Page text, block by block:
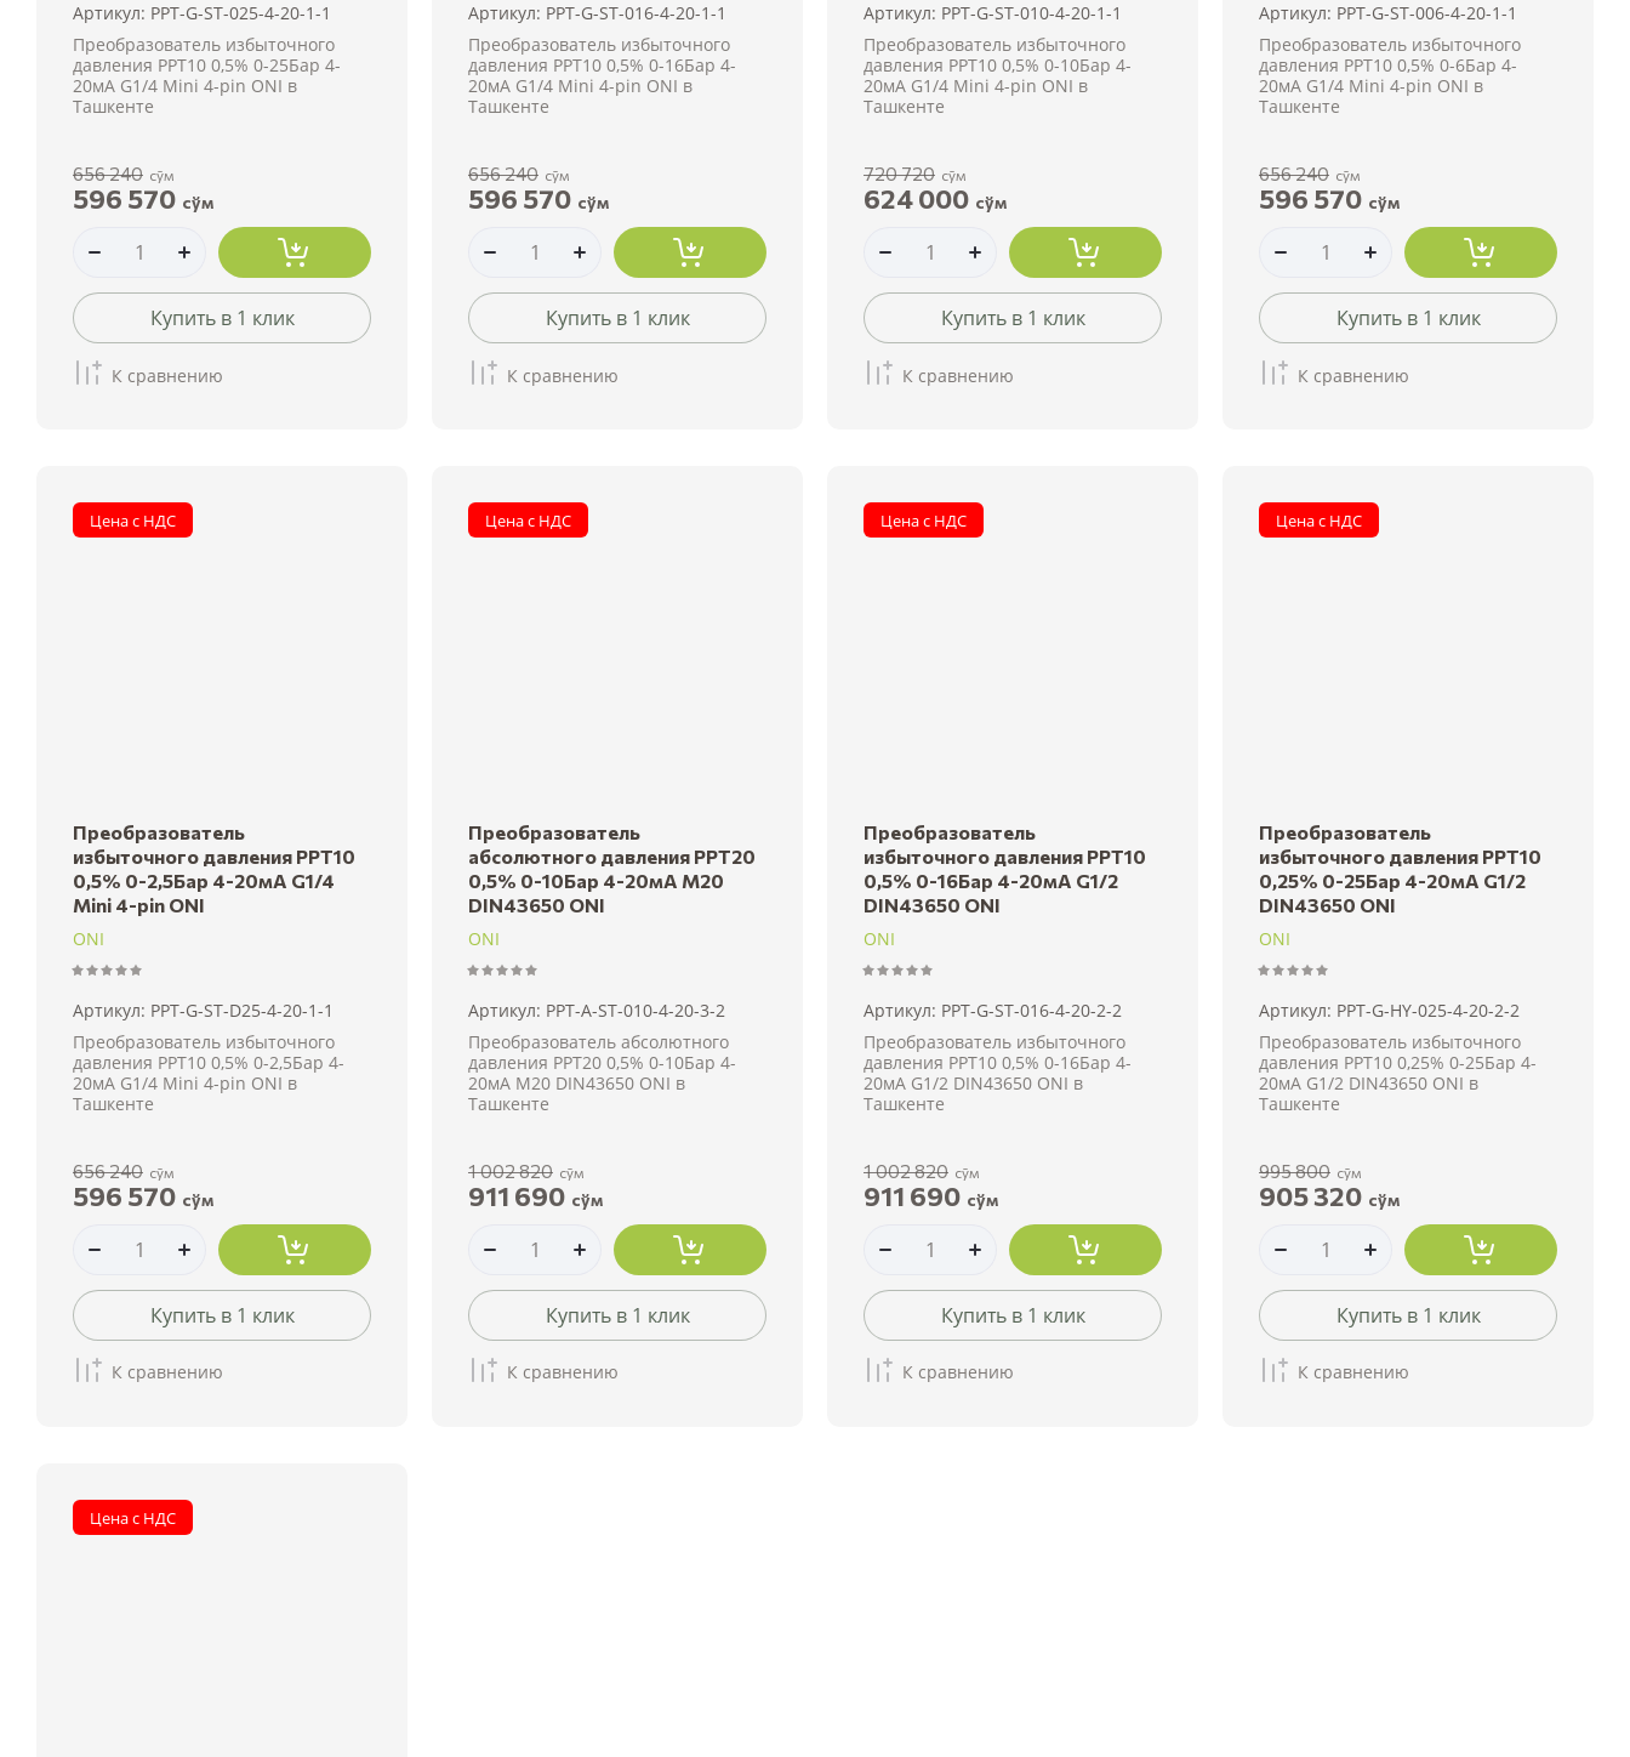
Артикул: PPT-G-ST-025-4-20-1-1
Преобразователь избыточного
давления PPT10 0,5% 0-25Бар 4-
20мА G1/4 Mini 4-pin ONI в
Ташкенте
656 240 сўм
596 570 сўм
Купить в 1 клик
К сравнению
Артикул: PPT-G-ST-016-4-20-1-1
Преобразователь избыточного
давления PPT10 0,5% 0-16Бар 4-
20мА G1/4 Mini 4-pin ONI в
Ташкенте
656 240 сўм
596 570 сўм
Купить в 1 клик
К сравнению
Артикул: PPT-G-ST-010-4-20-1-1
Преобразователь избыточного
давления PPT10 0,5% 0-10Бар 4-
20мА G1/4 Mini 4-pin ONI в
Ташкенте
720 720 сўм
624 000 сўм
Купить в 1 клик
К сравнению
Артикул: PPT-G-ST-006-4-20-1-1
Преобразователь избыточного
давления PPT10 0,5% 0-6Бар 4-
20мА G1/4 Mini 4-pin ONI в
Ташкенте
656 240 сўм
596 570 сўм
Купить в 1 клик
К сравнению
Цена с НДС
Преобразователь
избыточного давления PPT10
0,5% 0-2,5Бар 4-20мА G1/4
Mini 4-pin ONI
ONI
Артикул: PPT-G-ST-D25-4-20-1-1
Преобразователь избыточного
давления PPT10 0,5% 0-2,5Бар 4-
20мА G1/4 Mini 4-pin ONI в
Ташкенте
656 240 сўм
596 570 сўм
Купить в 1 клик
К сравнению
Цена с НДС
Преобразователь
абсолютного давления PPT20
0,5% 0-10Бар 4-20мА M20
DIN43650 ONI
ONI
Артикул: PPT-A-ST-010-4-20-3-2
Преобразователь абсолютного
давления PPT20 0,5% 0-10Бар 4-
20мА M20 DIN43650 ONI в
Ташкенте
1 002 820 сўм
911 690 сўм
Купить в 1 клик
К сравнению
Цена с НДС
Преобразователь
избыточного давления PPT10
0,5% 0-16Бар 4-20мА G1/2
DIN43650 ONI
ONI
Артикул: PPT-G-ST-016-4-20-2-2
Преобразователь избыточного
давления PPT10 0,5% 0-16Бар 4-
20мА G1/2 DIN43650 ONI в
Ташкенте
1 002 820 сўм
911 690 сўм
Купить в 1 клик
К сравнению
Цена с НДС
Преобразователь
избыточного давления PPT10
0,25% 0-25Бар 4-20мА G1/2
DIN43650 ONI
ONI
Артикул: PPT-G-HY-025-4-20-2-2
Преобразователь избыточного
давления PPT10 0,25% 0-25Бар 4-
20мА G1/2 DIN43650 ONI в
Ташкенте
995 800 сўм
905 320 сўм
Купить в 1 клик
К сравнению
Цена с НДС